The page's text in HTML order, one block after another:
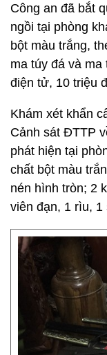
Công an đã bắt
ngồi tại phòng
bột màu trắng,
ma túy đá và
điện tử, 10 triệu
Khám xét khẩn
Cảnh sát ĐTTP
phát hiện tại
chất bột màu
nén hình tròn; 2
viên đạn, 1 rìu, 1